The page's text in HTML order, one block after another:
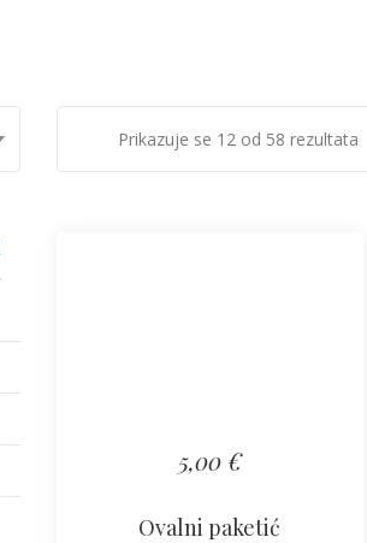
Prikazuje se 12 od 58 rezultata
5,00 €
Ovalni paketić